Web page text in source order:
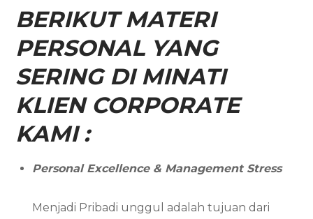
BERIKUT MATERI
PERSONAL YANG
SERING DI MINATI
KLIEN CORPORATE
KAMI :
Personal Excellence & Management Stress
Menjadi Pribadi unggul adalah tujuan dari